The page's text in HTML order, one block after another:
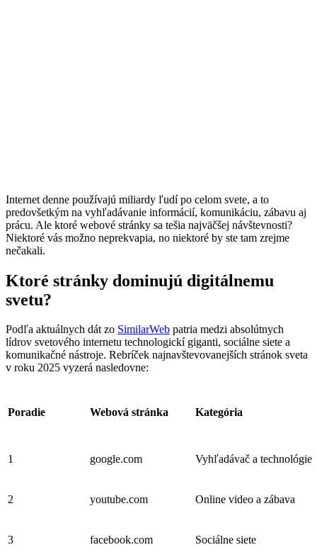
Internet denne používajú miliardy ľudí po celom svete, a to
predovšetkým na vyhľadávanie informácií, komunikáciu, zábavu aj
prácu. Ale ktoré webové stránky sa tešia najväčšej návštevnosti?
Niektoré vás možno neprekvapia, no niektoré by ste tam zrejme
nečakali.
Ktoré stránky dominujú digitálnemu
svetu?
Podľa aktuálnych dát zo SimilarWeb patria medzi absolútnych
lídrov svetového internetu technologickí giganti, sociálne siete a
komunikačné nástroje. Rebríček najnavštevovanejších stránok sveta
v roku 2025 vyzerá nasledovne:
Poradie Webová stránka Kategória
1 google.com Vyhľadávač a technológie
2 youtube.com Online video a zábava
3 facebook.com Sociálne siete